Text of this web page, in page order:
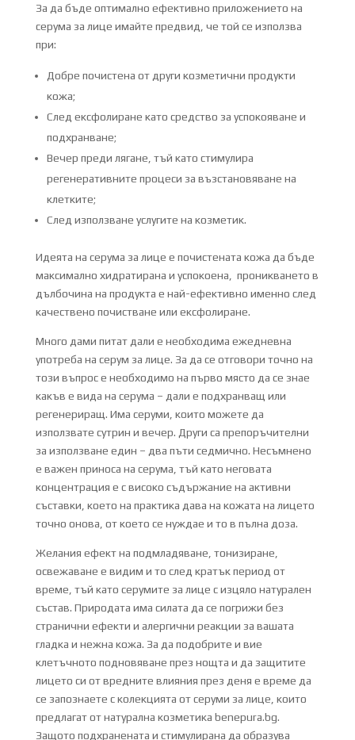
За да бъде оптимално ефективно приложението на
серума за лице имайте предвид, че той се използва
при:
Добре почистена от други козметични продукти
кожа;
След ексфолиране като средство за успокояване и
подхранване;
Вечер преди лягане, тъй като стимулира
регенеративните процеси за възстановяване на
клетките;
След използване услугите на козметик.
Идеята на серума за лице е почистената кожа да бъде
максимално хидратирана и успокоена, проникването в
дълбочина на продукта е най-ефективно именно след
качествено почистване или ексфолиране.
Много дами питат дали е необходима ежедневна
употреба на серум за лице. За да се отговори точно на
този въпрос е необходимо на първо място да се знае
какъв е вида на серума – дали е подхранващ или
регенериращ. Има серуми, които можете да
използвате сутрин и вечер. Други са препоръчителни
за използване един – два пъти седмично. Несъмнено
е важен приноса на серума, тъй като неговата
концентрация е с високо съдържание на активни
съставки, което на практика дава на кожата на лицето
точно онова, от което се нуждае и то в пълна доза.
Желания ефект на подмладяване, тонизиране,
освежаване е видим и то след кратък период от
време, тъй като серумите за лице с изцяло натурален
състав. Природата има силата да се погрижи без
странични ефекти и алергични реакции за вашата
гладка и нежна кожа. За да подобрите и вие
клетъчното подновяване през нощта и да защитите
лицето си от вредните влияния през деня е време да
се запознаете с колекцията от серуми за лице, които
предлагат от натурална козметика benepura.bg.
Защото подхранената и стимулирана да образува